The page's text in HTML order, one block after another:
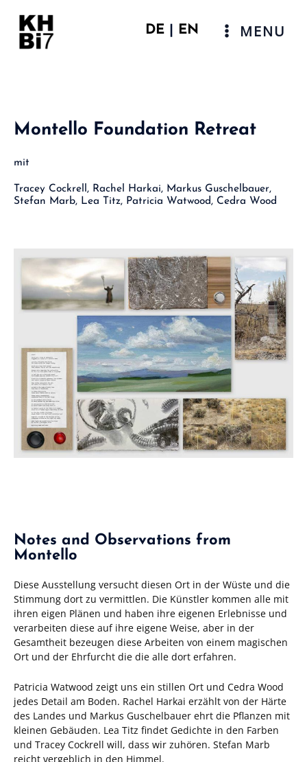
Inhalt
springen
DE| EN
Main
MENU
Montello Foundation Retreat
mit
Tracey Cockrell, Rachel Harkai, Markus Guschelbauer,
Stefan Marb, Lea Titz, Patricia Watwood, Cedra Wood
Notes and Observations from
Montello
Diese Ausstellung versucht diesen Ort in der Wüste und die
Stimmung dort zu vermittlen. Die Künstler kommen alle mit
ihren eigen Plänen und haben ihre eigenen Erlebnisse und
verarbeiten diese auf ihre eigene Weise, aber in der
Gesamtheit bezeugen diese Arbeiten von einem magischen
Ort und der Ehrfurcht die die alle dort erfahren.
Patricia Watwood zeigt uns ein stillen Ort und Cedra Wood
jedes Detail am Boden. Rachel Harkai erzählt von der Härte
des Landes und Markus Guschelbauer ehrt die Pflanzen mit
kleinen Gebäuden. Lea Titz findet Gedichte in den Farben
und Tracey Cockrell will, dass wir zuhören. Stefan Marb
reicht vergeblich in den Himmel.